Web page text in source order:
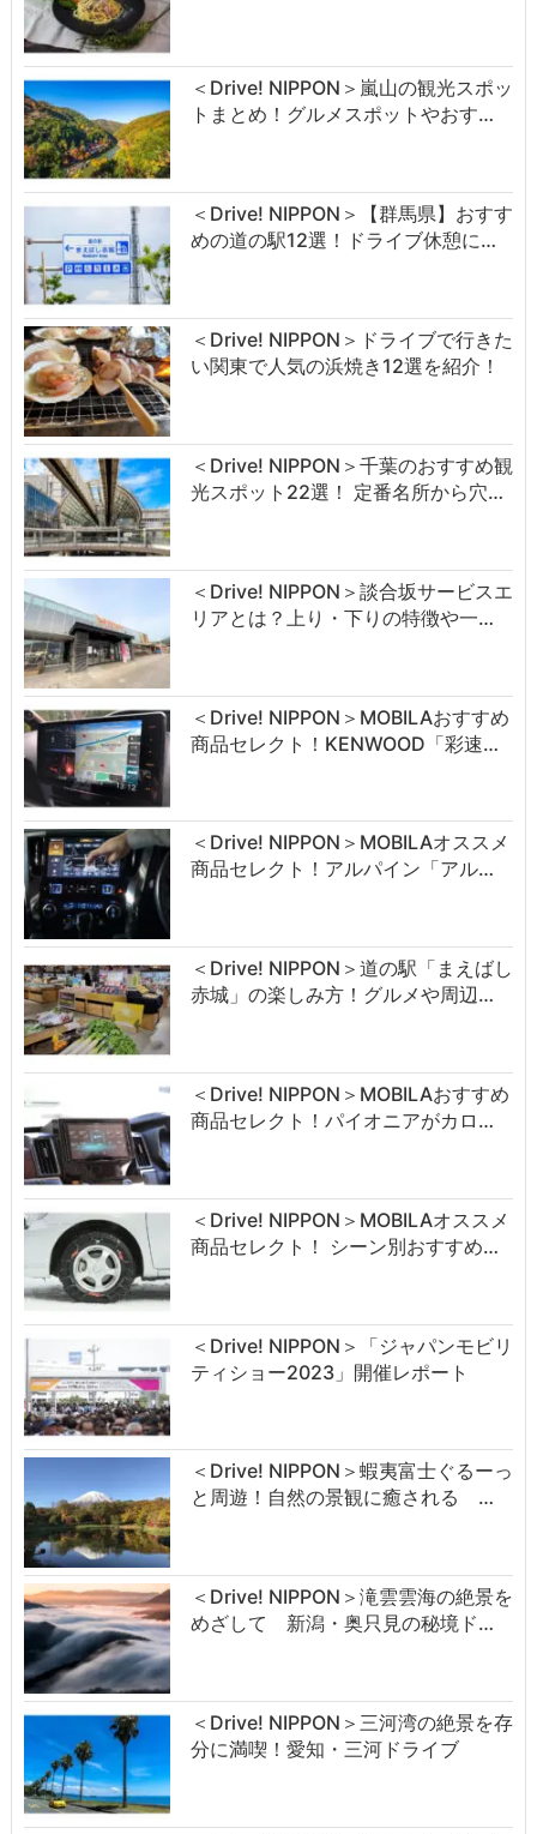
＜Drive! NIPPON＞嵐山の観光スポッ
トまとめ！グルメスポットやおす…
＜Drive! NIPPON＞【群馬県】おすす
めの道の駅12選！ドライブ休憩に…
＜Drive! NIPPON＞ドライブで行きた
い関東で人気の浜焼き12選を紹介！
＜Drive! NIPPON＞千葉のおすすめ観
光スポット22選！ 定番名所から穴…
＜Drive! NIPPON＞談合坂サービスエ
リアとは？上り・下りの特徴や一…
＜Drive! NIPPON＞MOBILAおすすめ
商品セレクト！KENWOOD「彩速…
＜Drive! NIPPON＞MOBILAオススメ
商品セレクト！アルパイン「アル…
＜Drive! NIPPON＞道の駅「まえばし
赤城」の楽しみ方！グルメや周辺…
＜Drive! NIPPON＞MOBILAおすすめ
商品セレクト！パイオニアがカロ…
＜Drive! NIPPON＞MOBILAオススメ
商品セレクト！ シーン別おすすめ…
＜Drive! NIPPON＞「ジャパンモビリ
ティショー2023」開催レポート
＜Drive! NIPPON＞蝦夷富士ぐるーっ
と周遊！自然の景観に癒される …
＜Drive! NIPPON＞滝雲雲海の絶景を
めざして 新潟・奥只見の秘境ド…
＜Drive! NIPPON＞三河湾の絶景を存
分に満喫！愛知・三河ドライブ